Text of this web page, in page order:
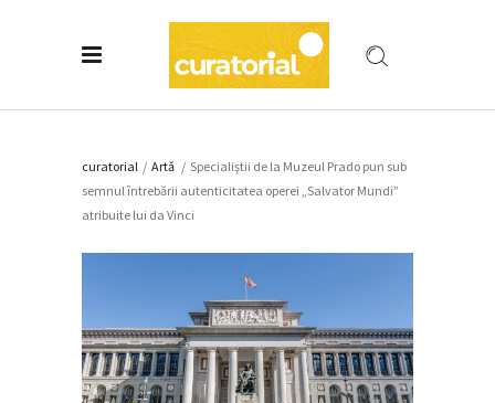
curatorial / Artǎ / Specialiştii de la Muzeul Prado pun sub
semnul întrebării autenticitatea operei „Salvator Mundi”
atribuite lui da Vinci